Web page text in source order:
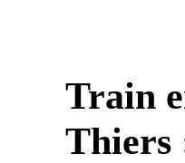
Train
Thiers